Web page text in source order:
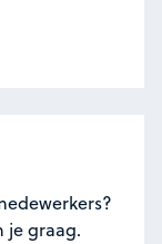
je graag.